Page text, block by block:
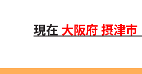
現在 大阪府摂津市